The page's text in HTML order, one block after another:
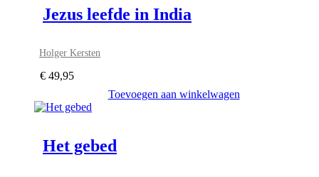
Jezus leefde in India
Holger Kersten
€ 49,95
Toevoegen aan winkelwagen
Het gebed